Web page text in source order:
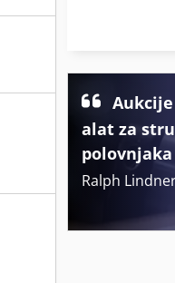
Infracrvena
Lbx 200
alat za
Ralph